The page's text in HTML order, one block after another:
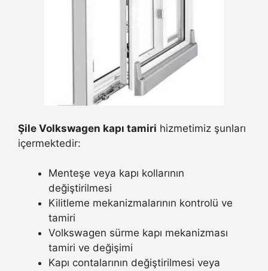
Şile Volkswagen kapı tamiri hizmetimiz şunları
içermektedir:
Menteşe veya kapı kollarının
değiştirilmesi
Kilitleme mekanizmalarının kontrolü ve
tamiri
Volkswagen sürme kapı mekanizması
tamiri ve değişimi
Kapı contalarının değiştirilmesi veya